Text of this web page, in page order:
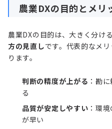
農業DXの目的とメリ
農業DXの目的は、大きく分け
方の見直しです。代表的なメ
ります。
判断の精度が上がる ：勘
る
品質が安定しやすい ：環
が早い